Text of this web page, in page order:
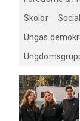
Skolor
Ungas